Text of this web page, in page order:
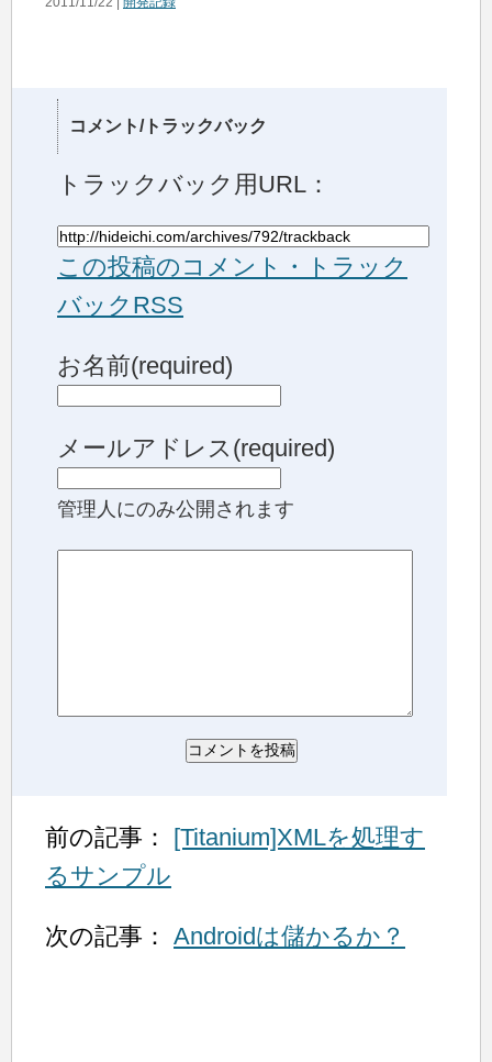
コメント/トラックバック
トラックバック用URL：
この投稿のコメント・トラック
バックRSS
お名前(required)
メールアドレス(required)
管理人にのみ公開されます
前の記事： [Titanium]XMLを処理す
るサンプル
次の記事： Androidは儲かるか？